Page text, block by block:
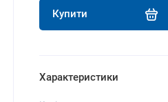
Купити
Характеристики